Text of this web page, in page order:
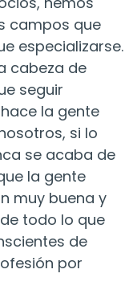
campos que
especializarse.
cabeza de
seguir
la gente
si lo
se acaba de
la gente
muy buena y
todo lo que
de
por